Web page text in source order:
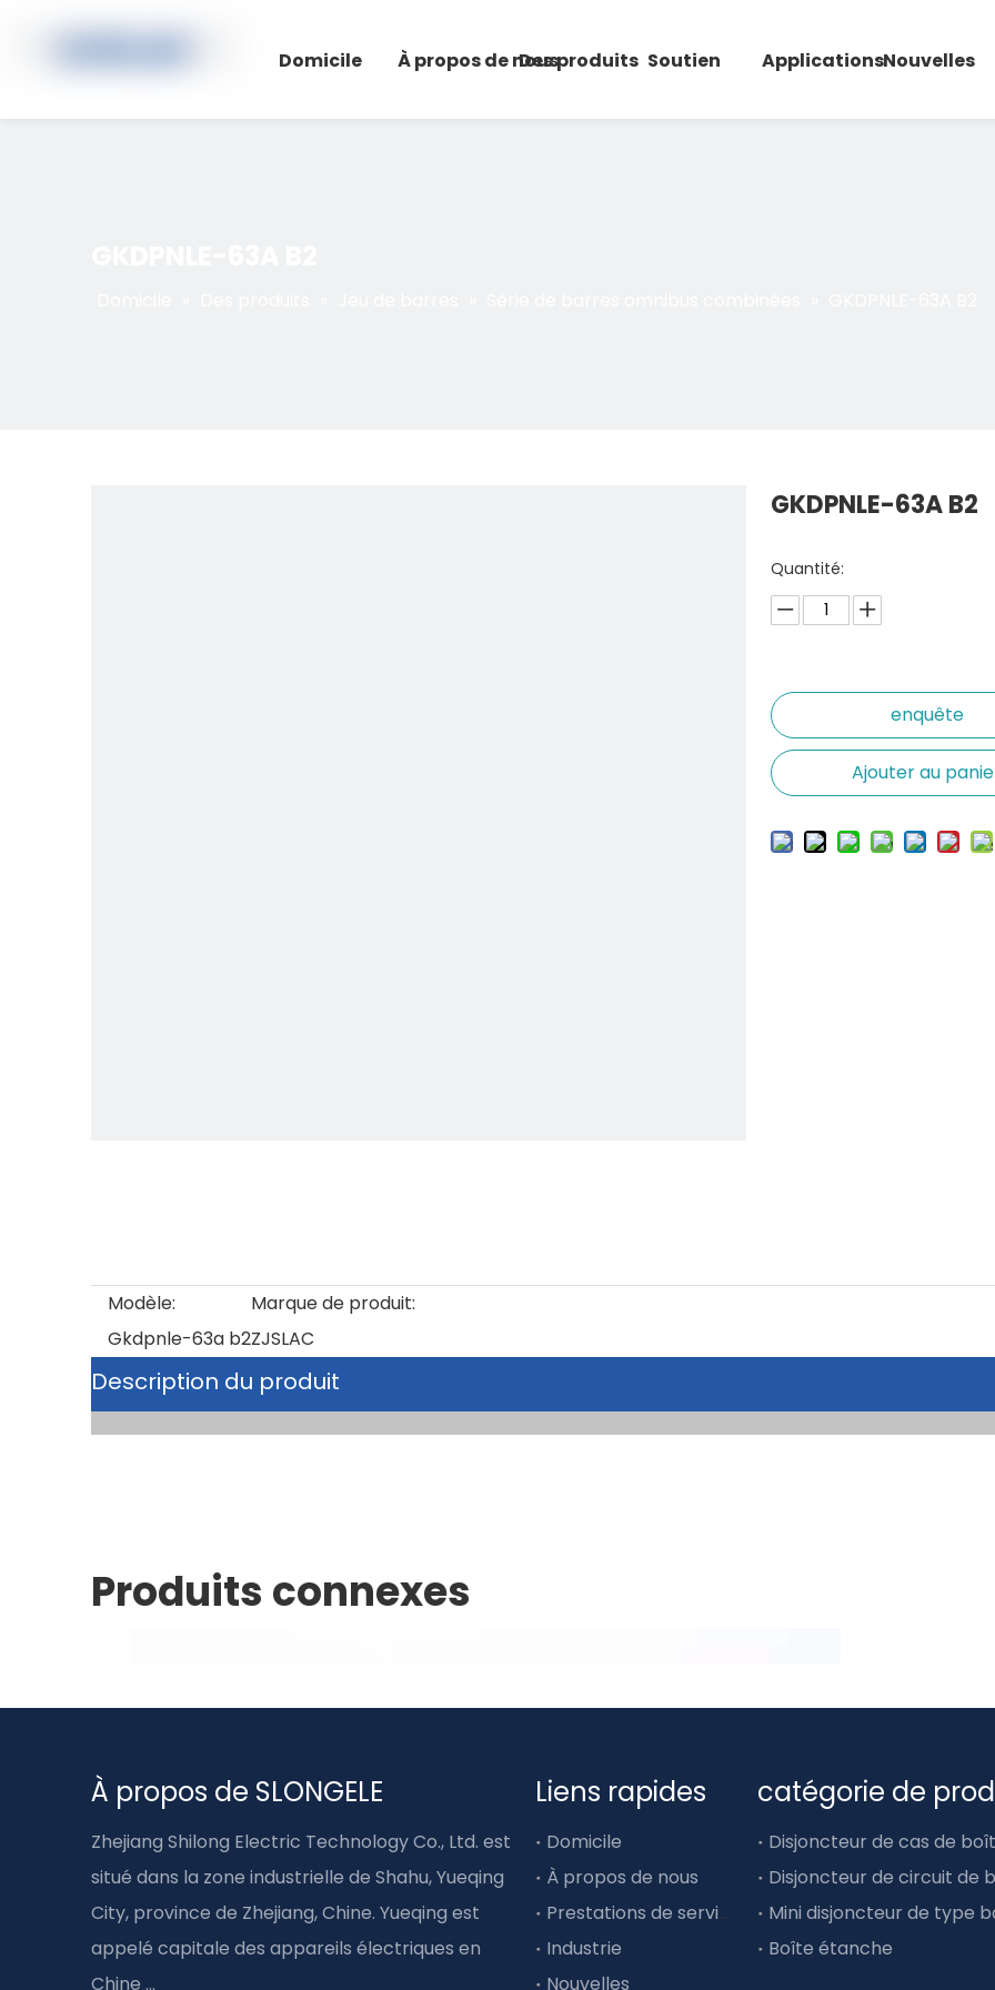
Domicile À propos de nousDes produits Soutien ApplicationsNouvelles
GKDPNLE-63A B2
Quantité:
enquête
Ajouter au
Modèle:
Gkdpnle-63a b2
Marque de produit:
ZJSLAC
Description du produit
Produits connexes
À propos de SLONGELE
Zhejiang Shilong Electric Technology Co., Ltd. est
situé dans la zone industrielle de Shahu, Yueqing
City, province de Zhejiang, Chine. Yueqing est
appelé capitale des appareils électriques en
Chine ...
Liens rapides
Domicile
À propos de nous
Prestations de service
Industrie
Nouvelles
catégorie de
Mini disjoncteur de type
Boîte étanche